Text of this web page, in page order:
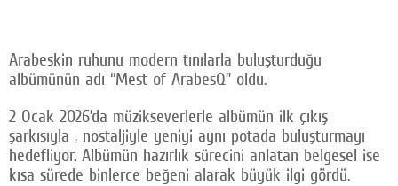
İletişim
A24 SOSYAL MEDYA
Facebook
Twitter
Arabeskin ruhunu modern tınılarla buluşturduğu
albümünün adı “Mest of ArabesQ” oldu.
2 Ocak 2026’da müzikseverlerle albümün ilk çıkış
şarkısıyla , nostaljiyle yeniyi aynı potada buluşturmayı
hedefliyor. Albümün hazırlık sürecini anlatan belgesel ise
kısa sürede binlerce beğeni alarak büyük ilgi gördü.